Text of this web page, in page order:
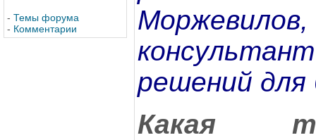
- Темы форума
- Комментарии
решений для
Какая